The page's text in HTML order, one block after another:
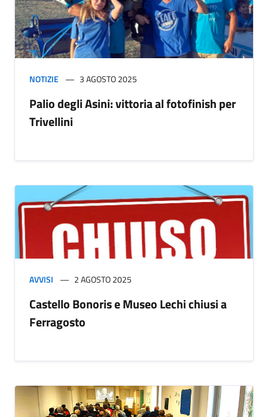
NOTIZIE 3 AGOSTO 2025
Palio degli Asini: vittoria al fotofinish per
Trivellini
AVVISI 2 AGOSTO 2025
Castello Bonoris e Museo Lechi chiusi a
Ferragosto